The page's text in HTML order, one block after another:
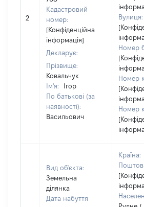
2
Кадастровий
номер:
[Конфіденційна
інформація]
Декларує:
Прізвище:
Ковальчук
Ім'я:
Ігор
По батькові (за
наявності):
Васильович
Вулиця:
Номер
Номер
Номер
Вид об'єкта:
Земельна
ділянка
Дата набуття
Країна: